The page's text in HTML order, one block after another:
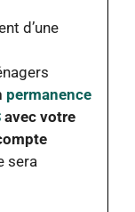
d’une
permanence
avec votre
sera